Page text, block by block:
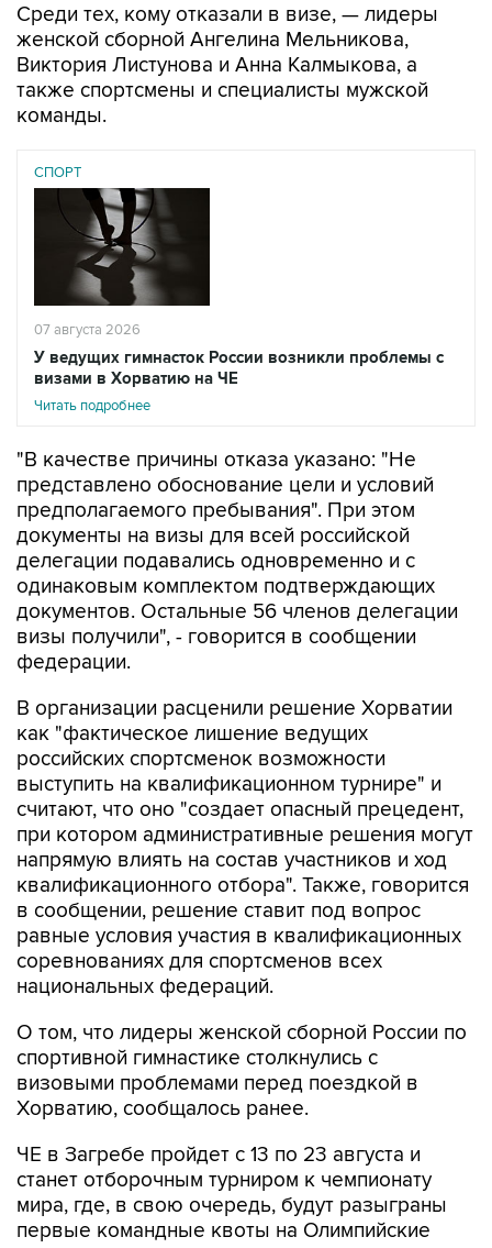
Среди тех, кому отказали в визе, — лидеры
женской сборной Ангелина Мельникова,
Виктория Листунова и Анна Калмыкова, а
также спортсмены и специалисты мужской
команды.
СПОРТ
07 августа 2026
У ведущих гимнасток России возникли проблемы с
визами в Хорватию на ЧЕ
Читать подробнее
"В качестве причины отказа указано: "Не
представлено обоснование цели и условий
предполагаемого пребывания". При этом
документы на визы для всей российской
делегации подавались одновременно и с
одинаковым комплектом подтверждающих
документов. Остальные 56 членов делегации
визы получили", - говорится в сообщении
федерации.
В организации расценили решение Хорватии
как "фактическое лишение ведущих
российских спортсменок возможности
выступить на квалификационном турнире" и
считают, что оно "создает опасный прецедент,
при котором административные решения могут
напрямую влиять на состав участников и ход
квалификационного отбора". Также, говорится
в сообщении, решение ставит под вопрос
равные условия участия в квалификационных
соревнованиях для спортсменов всех
национальных федераций.
О том, что лидеры женской сборной России по
спортивной гимнастике столкнулись с
визовыми проблемами перед поездкой в
Хорватию, сообщалось ранее.
ЧЕ в Загребе пройдет с 13 по 23 августа и
станет отборочным турниром к чемпионату
мира, где, в свою очередь, будут разыграны
первые командные квоты на Олимпийские